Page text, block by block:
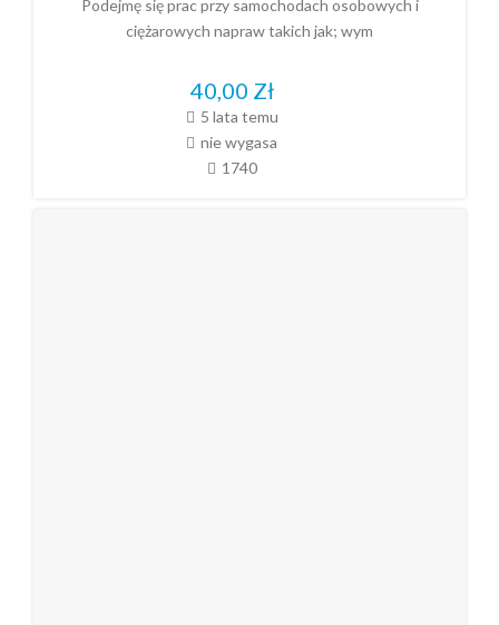
Podejmę się prac przy samochodach osobowych i
ciężarowych napraw takich jak; wym
40,00 Zł
5 lata temu
nie wygasa
1740